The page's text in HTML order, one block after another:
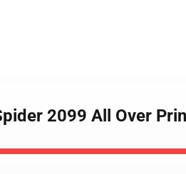
2099 All Over